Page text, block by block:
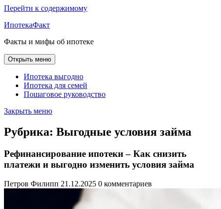
Перейти к содержимому
ИпотекаФакт
Факты и мифы об ипотеке
Открыть меню
Ипотека выгодно
Ипотека для семей
Пошаговое руководство
Закрыть меню
Рубрика: Выгодные условия займа
Рефинансирование ипотеки – Как снизить
платежи и выгодно изменить условия займа
Петров Филипп 21.12.2025 0 комментариев